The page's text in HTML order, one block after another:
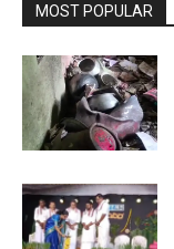
MOST POPULAR